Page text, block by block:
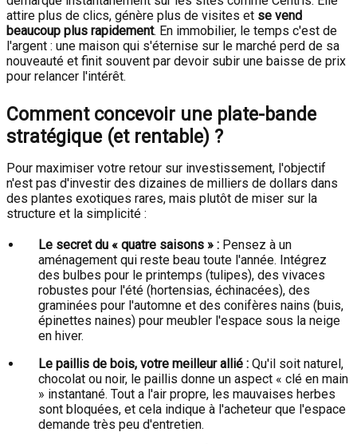
attire plus de clics, génère plus de visites et se vend
beaucoup plus rapidement. En immobilier, le temps c'est de
l'argent : une maison qui s'éternise sur le marché perd de sa
nouveauté et finit souvent par devoir subir une baisse de prix
pour relancer l'intérêt.
Comment concevoir une plate-bande
stratégique (et rentable) ?
Pour maximiser votre retour sur investissement, l'objectif
n'est pas d'investir des dizaines de milliers de dollars dans
des plantes exotiques rares, mais plutôt de miser sur la
structure et la simplicité :
Le secret du « quatre saisons » : Pensez à un
aménagement qui reste beau toute l'année. Intégrez
des bulbes pour le printemps (tulipes), des vivaces
robustes pour l'été (hortensias, échinacées), des
graminées pour l'automne et des conifères nains (buis,
épinettes naines) pour meubler l'espace sous la neige
en hiver.
Le paillis de bois, votre meilleur allié : Qu'il soit naturel,
chocolat ou noir, le paillis donne un aspect « clé en main
» instantané. Tout a l'air propre, les mauvaises herbes
sont bloquées, et cela indique à l'acheteur que l'espace
demande très peu d'entretien.